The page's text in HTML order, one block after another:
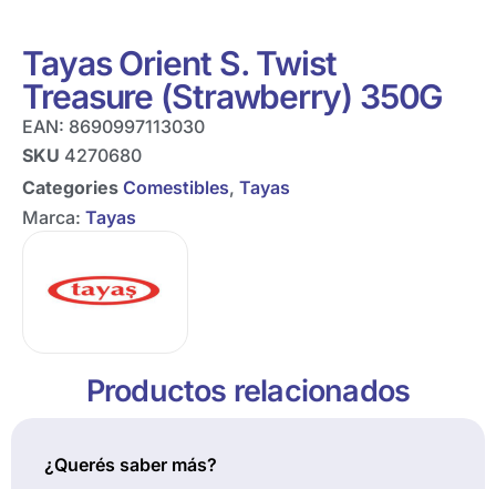
Tayas Orient S. Twist
Treasure (Strawberry) 350G
EAN: 8690997113030
SKU 4270680
Categories Comestibles, Tayas
Marca: Tayas
Productos relacionados
¿Querés saber más?